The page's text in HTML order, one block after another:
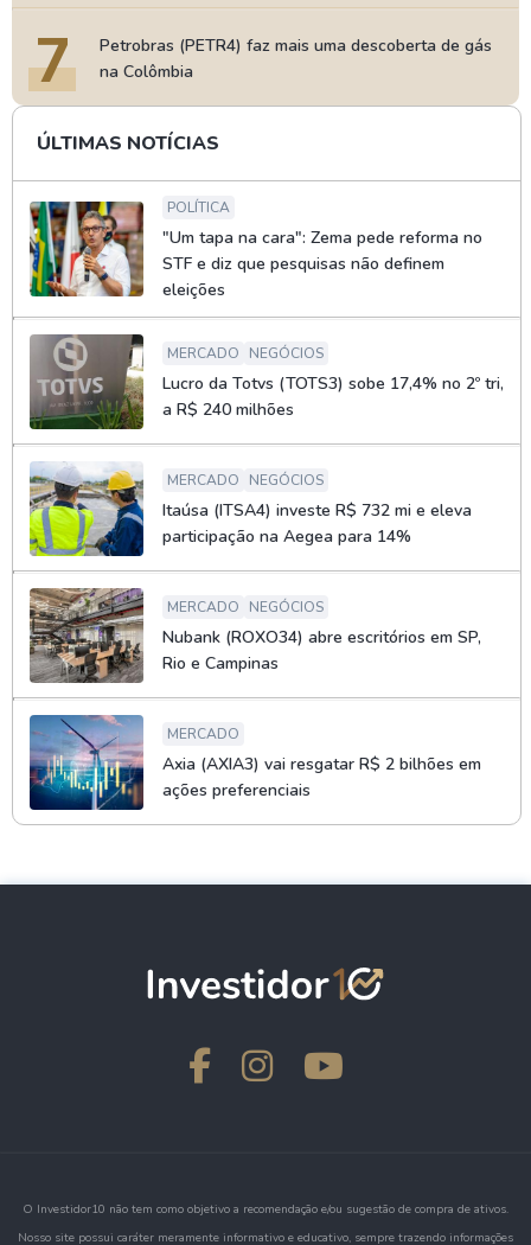
7
Petrobras (PETR4) faz mais uma descoberta de gás
na Colômbia
ÚLTIMAS NOTÍCIAS
POLÍTICA
"Um tapa na cara": Zema pede reforma no
STF e diz que pesquisas não definem
eleições
MERCADO NEGÓCIOS
Lucro da Totvs (TOTS3) sobe 17,4% no 2º tri,
a R$ 240 milhões
MERCADO NEGÓCIOS
Itaúsa (ITSA4) investe R$ 732 mi e eleva
participação na Aegea para 14%
MERCADO NEGÓCIOS
Nubank (ROXO34) abre escritórios em SP,
Rio e Campinas
MERCADO
Axia (AXIA3) vai resgatar R$ 2 bilhões em
ações preferenciais
O Investidor10 não tem como objetivo a recomendação e/ou sugestão de compra de ativos.
Nosso site possui caráter meramente informativo e educativo, sempre trazendo informações